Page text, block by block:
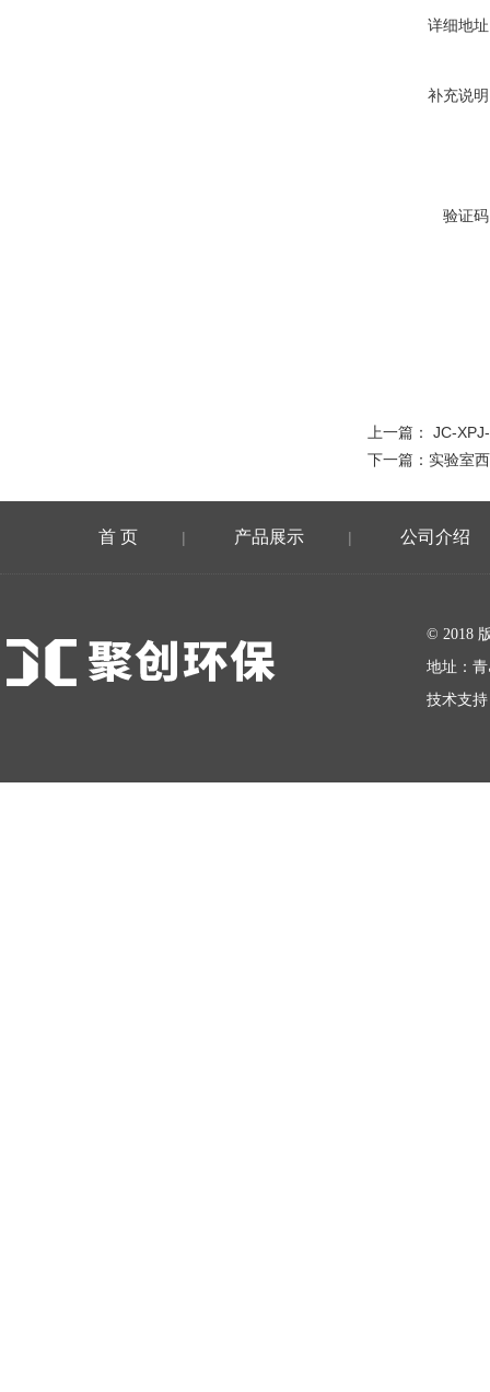
详细地
补充说
验证
上一篇： JC-
下一篇： 实验室
首 页 | 产品展示 | 公司介绍
© 2018
地址：
技术支